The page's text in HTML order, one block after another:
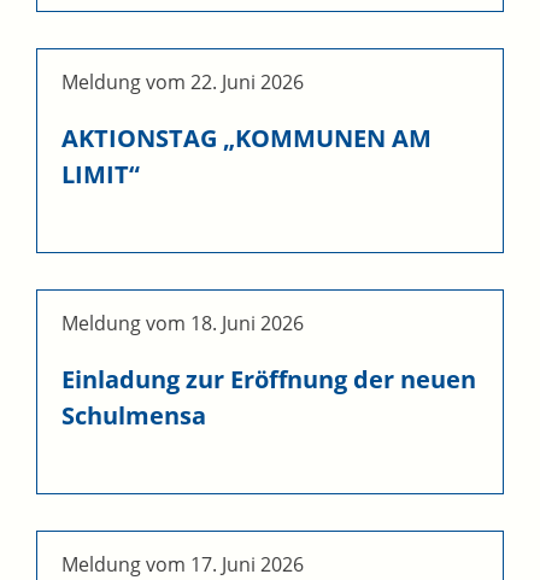
Meldung vom 22. Juni 2026
AKTIONSTAG „KOMMUNEN AM
LIMIT“
Meldung vom 18. Juni 2026
Einladung zur Eröffnung der neuen
Schulmensa
Meldung vom 17. Juni 2026